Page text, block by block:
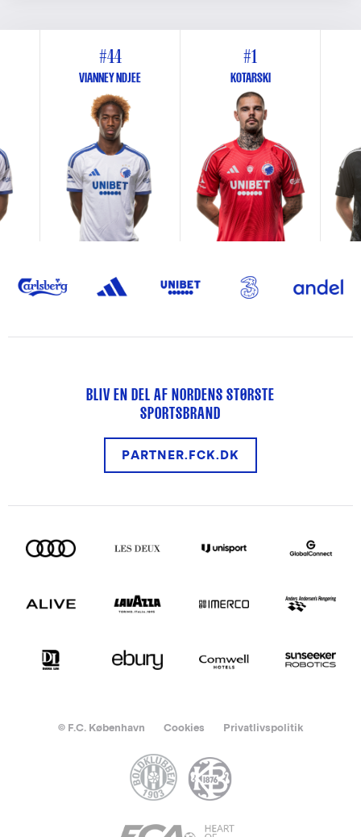
#44
VIANNEY NDJEE
#1
KOTARSKI
BLIV EN DEL AF NORDENS STØRSTE
SPORTSBRAND
PARTNER.FCK.DK
© F.C. København Cookies Privatlivspolitik